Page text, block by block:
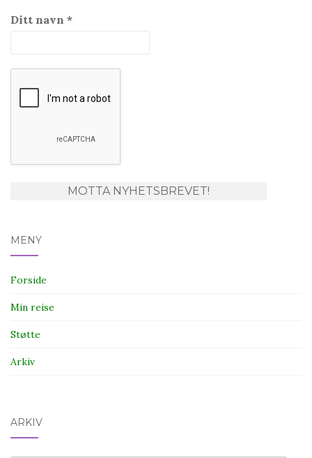
Ditt navn *
MENY
Forside
Min reise
Støtte
Arkiv
ARKIV